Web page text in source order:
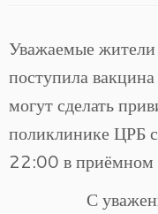
Уважаемые
поступила
могут сделать
поликлинике
22:00 в
С